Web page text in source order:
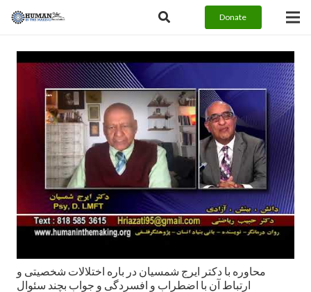
Donate
محاوره با دكتر ايرج شمسيان در باره اختلالات شخصيتى و
ارتباط آن با اضطراب و افسردگی و جواب بچند سئوال